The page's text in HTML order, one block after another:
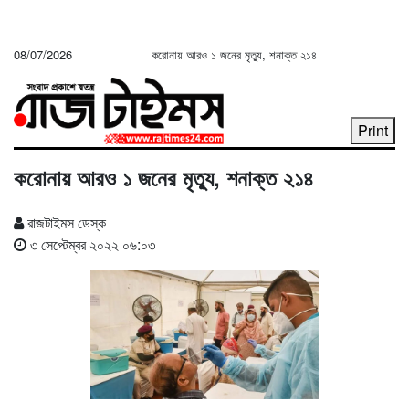
08/07/2026 করোনায় আরও ১ জনের মৃত্যু, শনাক্ত ২১৪
Print
করোনায় আরও ১ জনের মৃত্যু, শনাক্ত ২১৪
রাজটাইমস ডেস্ক
৩ সেপ্টেম্বর ২০২২ ০৬:০৩